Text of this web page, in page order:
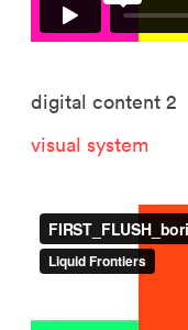
digital content 2
visual system